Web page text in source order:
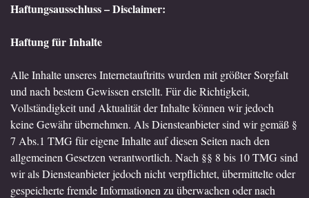
Haftungsausschluss – Disclaimer:
Haftung für Inhalte
Alle Inhalte unseres Internetauftritts wurden mit größter Sorgfalt
und nach bestem Gewissen erstellt. Für die Richtigkeit,
Vollständigkeit und Aktualität der Inhalte können wir jedoch
keine Gewähr übernehmen. Als Diensteanbieter sind wir gemäß §
7 Abs.1 TMG für eigene Inhalte auf diesen Seiten nach den
allgemeinen Gesetzen verantwortlich. Nach §§ 8 bis 10 TMG sind
wir als Diensteanbieter jedoch nicht verpflichtet, übermittelte oder
gespeicherte fremde Informationen zu überwachen oder nach